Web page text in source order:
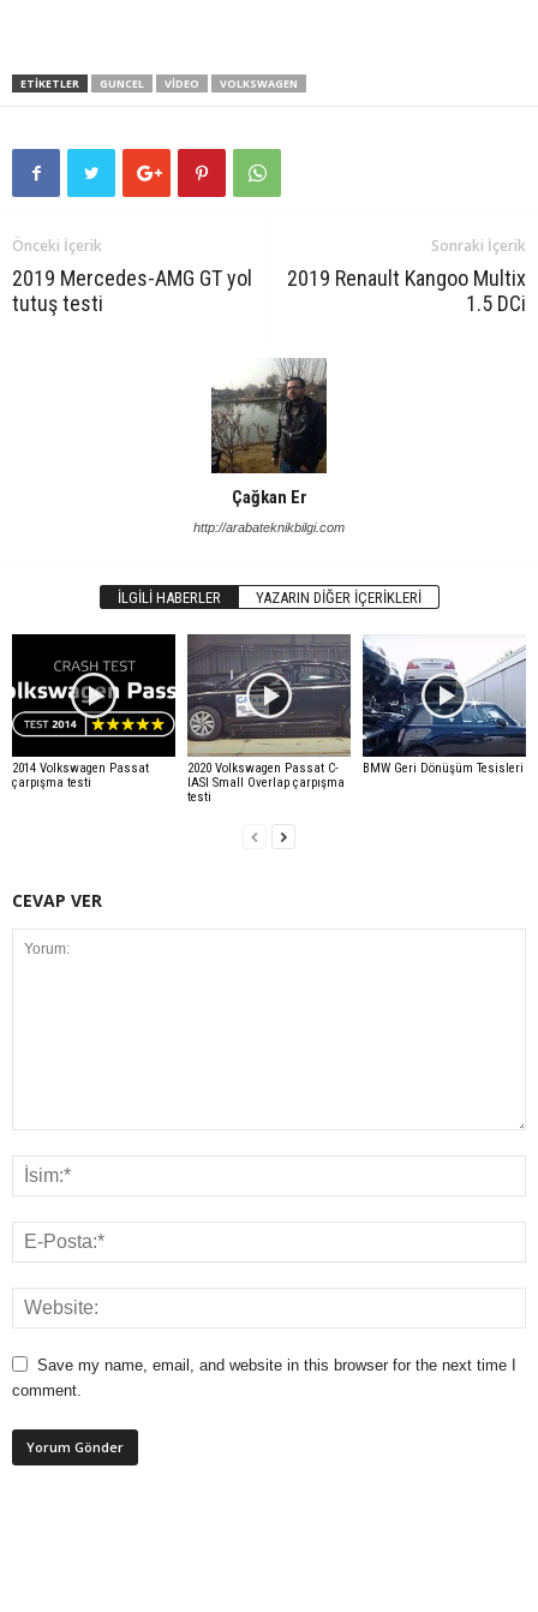
ETIKETLER GUNCEL VIDEO VOLKSWAGEN
Önceki İçerik
2019 Mercedes-AMG GT yol
tutuş testi
Sonraki İçerik
2019 Renault Kangoo Multix
1.5 DCi
Çağkan Er
http://arabateknikbilgi.com
İLGILI HABERLER YAZARIN DIĞER İÇERIKLERI
2014 Volkswagen Passat
çarpışma testi
2020 Volkswagen Passat C-
IASI Small Overlap çarpışma
testi
BMW Geri Dönüşüm Tesisleri
CEVAP VER
Save my name, email, and website in this browser for the next time I
comment.